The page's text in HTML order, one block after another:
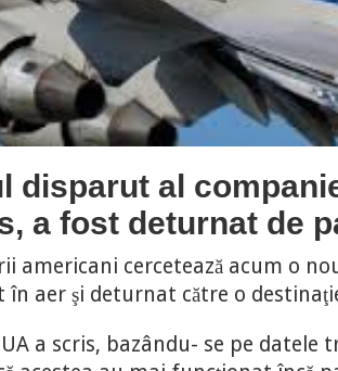
disparut al
a fost deturnat de
americani cercetează acum o
aer şi deturnat către o
a scris, bazându- se pe datele